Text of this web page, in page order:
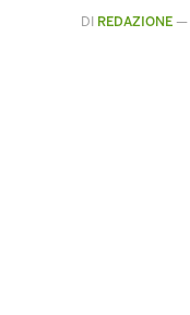
DI REDAZIONE —